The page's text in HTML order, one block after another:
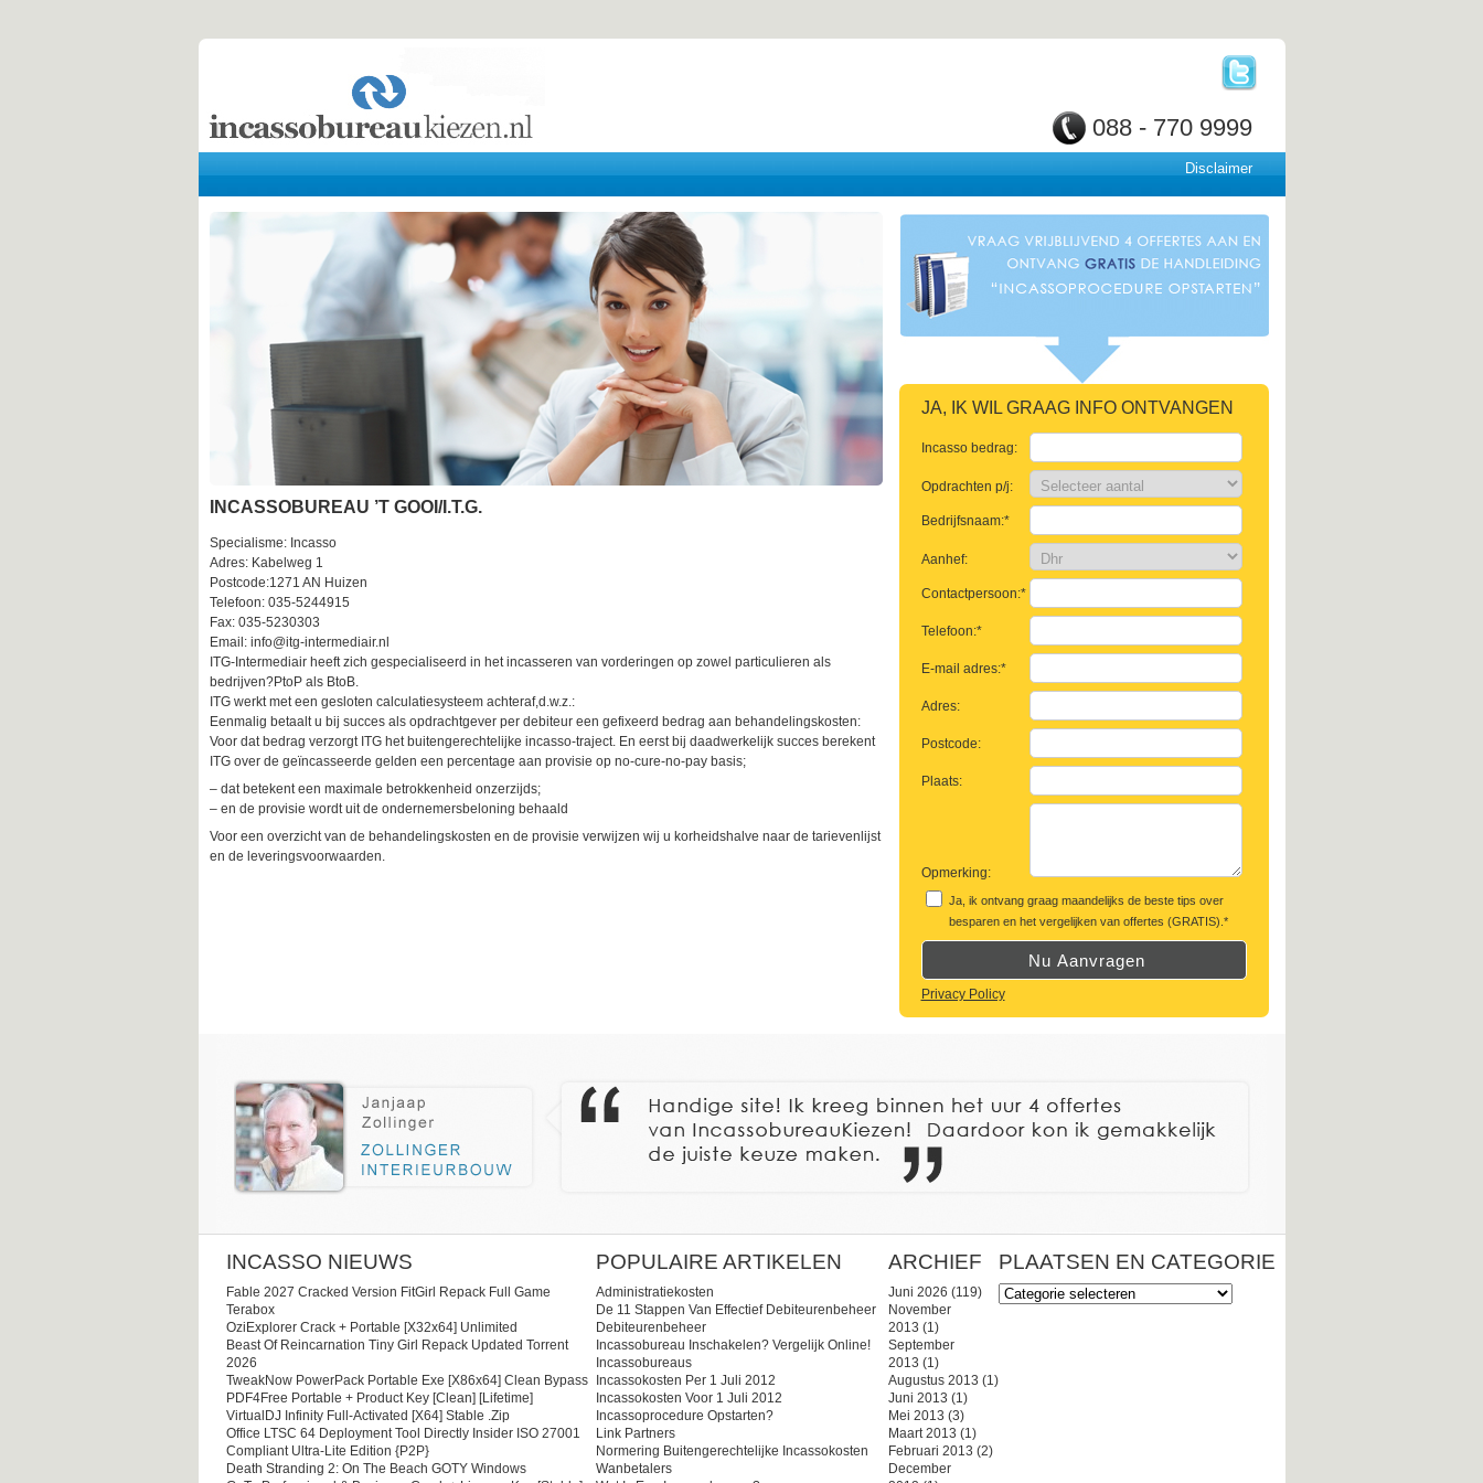
088 - 770 9999
Disclaimer
INCASSOBUREAU ’T GOOI/I.T.G.
Specialisme: Incasso
Adres: Kabelweg 1
Postcode:1271 AN Huizen
Telefoon: 035-5244915
Fax: 035-5230303
Email: info@itg-intermediair.nl
ITG-Intermediair heeft zich gespecialiseerd in het incasseren van vorderingen op zowel particulieren als
bedrijven?PtoP als BtoB.
ITG werkt met een gesloten calculatiesysteem achteraf,d.w.z.:
Eenmalig betaalt u bij succes als opdrachtgever per debiteur een gefixeerd bedrag aan behandelingskosten:
Voor dat bedrag verzorgt ITG het buitengerechtelijke incasso-traject. En eerst bij daadwerkelijk succes berekent
ITG over de geïncasseerde gelden een percentage aan provisie op no-cure-no-pay basis;
– dat betekent een maximale betrokkenheid onzerzijds;
– en de provisie wordt uit de ondernemersbeloning behaald
Voor een overzicht van de behandelingskosten en de provisie verwijzen wij u korheidshalve naar de tarievenlijst
en de leveringsvoorwaarden.
JA, IK WIL GRAAG INFO ONTVANGEN
Incasso bedrag:
Opdrachten p/j:
Bedrijfsnaam:*
Aanhef:
Contactpersoon:*
Telefoon:*
E-mail adres:*
Adres:
Postcode:
Plaats:
Opmerking:
Ja, ik ontvang graag maandelijks de beste tips over
besparen en het vergelijken van offertes (GRATIS).*
Privacy Policy
INCASSO NIEUWS
Fable 2027 Cracked Version FitGirl Repack Full Game
Terabox
OziExplorer Crack + Portable [x32x64] Unlimited
Beast Of Reincarnation Tiny Girl Repack Updated Torrent
2026
TweakNow PowerPack Portable Exe [x86x64] Clean Bypass
PDF4Free Portable + Product Key [Clean] [Lifetime]
VirtualDJ Infinity Full-Activated [x64] Stable .zip
Office LTSC 64 Deployment Tool Directly Insider ISO 27001
Compliant Ultra-Lite Edition {P2P}
Death Stranding 2: On The Beach GOTY Windows
POPULAIRE ARTIKELEN
Administratiekosten
De 11 Stappen Van Effectief Debiteurenbeheer
Debiteurenbeheer
Incassobureau Inschakelen? Vergelijk Online!
Incassobureaus
Incassokosten Per 1 Juli 2012
Incassokosten Voor 1 Juli 2012
Incassoprocedure Opstarten?
Link Partners
Normering Buitengerechtelijke Incassokosten
Wanbetalers
ARCHIEF
Juni 2026 (119)
November
2013 (1)
September
2013 (1)
Augustus 2013 (1)
Juni 2013 (1)
Mei 2013 (3)
Maart 2013 (1)
Februari 2013 (2)
December
PLAATSEN EN CATEGORIE
Plaatsen
en